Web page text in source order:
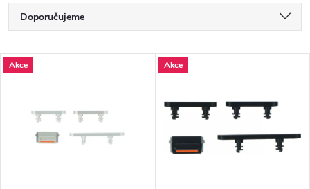
Ř
a
Doporučujeme
Nejdražší
V
Akce Akce